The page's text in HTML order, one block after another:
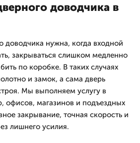
доводчика в
доводчика нужна, когда входной
закрываться слишком медленно
по коробке. В таких случаях
и замок, а сама дверь
Мы выполняем услугу в
офисов, магазинов и подъездных
закрывание, точная скорость и
лишнего усилия.